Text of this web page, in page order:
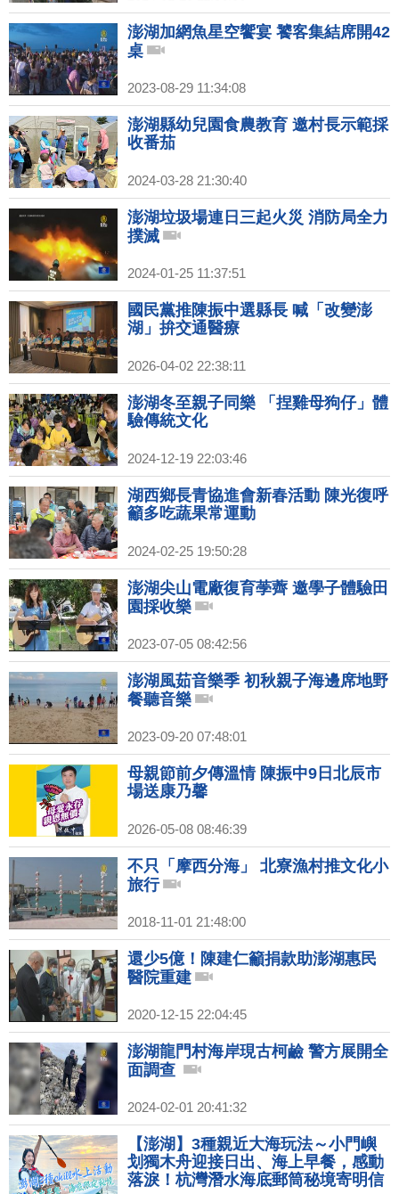
澎湖加網魚星空饗宴 饕客集結席開42
桌
2023-08-29 11:34:08
澎湖縣幼兒園食農教育 邀村長示範採
收番茄
2024-03-28 21:30:40
澎湖垃圾場連日三起火災 消防局全力
撲滅
2024-01-25 11:37:51
國民黨推陳振中選縣長 喊「改變澎
湖」拚交通醫療
2026-04-02 22:38:11
澎湖冬至親子同樂 「捏雞母狗仔」體
驗傳統文化
2024-12-19 22:03:46
湖西鄉長青協進會新春活動 陳光復呼
籲多吃蔬果常運動
2024-02-25 19:50:28
澎湖尖山電廠復育荸薺 邀學子體驗田
園採收樂
2023-07-05 08:42:56
澎湖風茹音樂季 初秋親子海邊席地野
餐聽音樂
2023-09-20 07:48:01
母親節前夕傳溫情 陳振中9日北辰市
場送康乃馨
2026-05-08 08:46:39
不只「摩西分海」 北寮漁村推文化小
旅行
2018-11-01 21:48:00
還少5億！陳建仁籲捐款助澎湖惠民
醫院重建
2020-12-15 22:04:45
澎湖龍門村海岸現古柯鹼 警方展開全
面調查
2024-02-01 20:41:32
【澎湖】3種親近大海玩法～小門嶼
划獨木舟迎接日出、海上早餐，感動
落淚！杭灣潛水海底郵筒秘境寄明信